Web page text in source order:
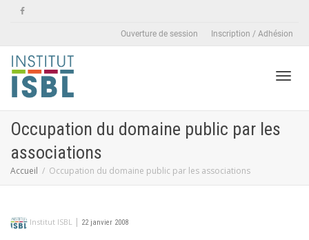
Ouverture de session Inscription / Adhésion
Occupation du domaine public par les
associations
Accueil Occupation du domaine public par les associations
Institut ISBL | 22 janvier 2008